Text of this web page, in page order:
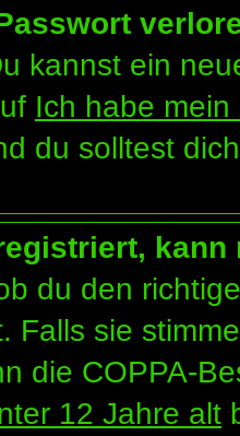
kannst ein
Ich habe
du solltest
du den
Falls sie
die COPPA-
12 Jahre alt